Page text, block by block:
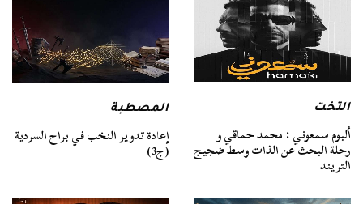
التخت
ألبوم سمعوني : محمد حماقي و
رحلة البحث عن الذات وسط ضجيج
التريند
المصطبة
إعادة تدوير النخب في براح السردية
(ج3)